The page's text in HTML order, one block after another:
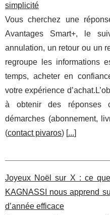
simplicité
Vous cherchez une
Avantages Smart+, le
annulation, un retour ou un
regroupe les informations
temps, acheter en
votre expérience
à obtenir des réponses
démarches (abonnement,
(contact pivaros) [...]
Joyeux Noël sur X : ce
KAGNASSI nous apprend
d’année efficace